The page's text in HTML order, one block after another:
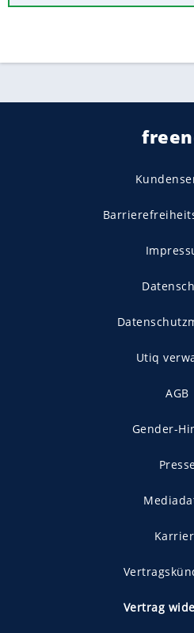
Utiq
AGB
Gender-
Vertrag